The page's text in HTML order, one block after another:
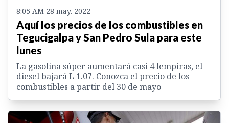
8:05 AM 28 may. 2022
Aquí los precios de los combustibles en
Tegucigalpa y San Pedro Sula para este
lunes
La gasolina súper aumentará casi 4 lempiras, el
diesel bajará L 1.07. Conozca el precio de los
combustibles a partir del 30 de mayo